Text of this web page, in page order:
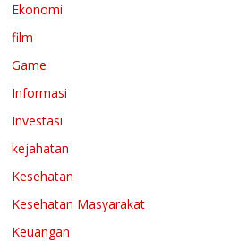
Ekonomi
film
Game
Informasi
Investasi
kejahatan
Kesehatan
Kesehatan Masyarakat
Keuangan